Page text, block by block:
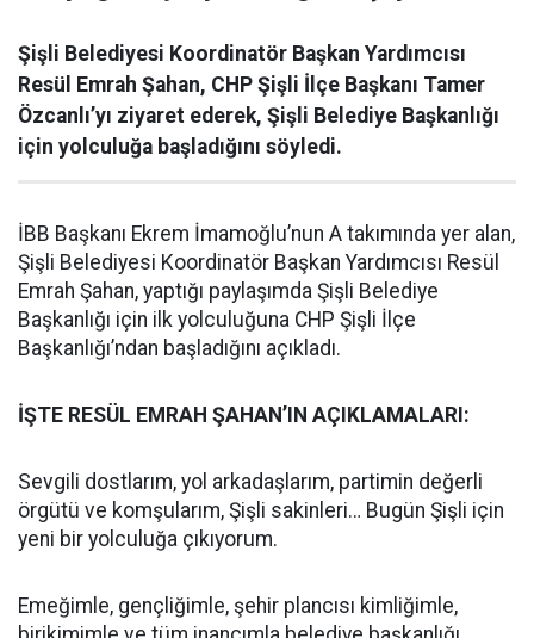
Şişli Belediyesi Koordinatör Başkan Yardımcısı
Resül Emrah Şahan, CHP Şişli İlçe Başkanı Tamer
Özcanlı’yı ziyaret ederek, Şişli Belediye Başkanlığı
için yolculuğa başladığını söyledi.
İBB Başkanı Ekrem İmamoğlu’nun A takımında yer alan,
Şişli Belediyesi Koordinatör Başkan Yardımcısı Resül
Emrah Şahan, yaptığı paylaşımda Şişli Belediye
Başkanlığı için ilk yolculuğuna CHP Şişli İlçe
Başkanlığı’ndan başladığını açıkladı.
İŞTE RESÜL EMRAH ŞAHAN’IN AÇIKLAMALARI:
Sevgili dostlarım, yol arkadaşlarım, partimin değerli
örgütü ve komşularım, Şişli sakinleri… Bugün Şişli için
yeni bir yolculuğa çıkıyorum.
Emeğimle, gençliğimle, şehir plancısı kimliğimle,